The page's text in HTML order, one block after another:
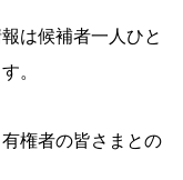
は候補者一人ひと
。
権者の皆さまとの